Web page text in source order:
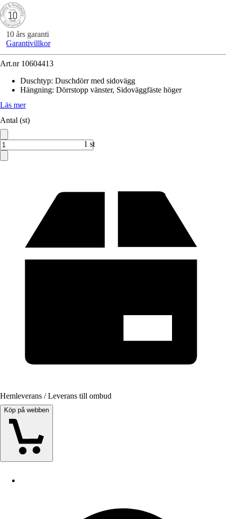
10 års garanti
Garantivillkor
Art.nr 10604413
Duschtyp: Duschdörr med sidovägg
Hängning: Dörrstopp vänster, Sidoväggfäste höger
Läs mer
Antal (st)
1 st
Hemleverans / Leverans till ombud
Köp på webben